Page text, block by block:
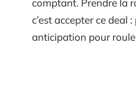
comptant. Prendre la
c’est accepter ce deal
anticipation pour